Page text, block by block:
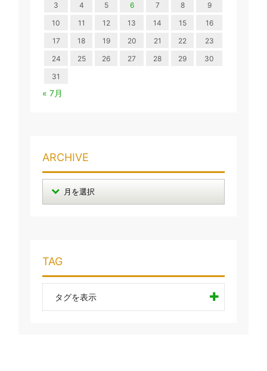
3
4 5 6 7 8
9
10
11 12 13 14 15
16
17
18 19 20 21 22
23
24
25 26 27 28 29
30
31
« 7月
ARCHIVE
TAG
タグを表示